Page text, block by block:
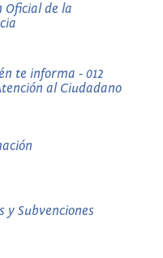
Oficial de la
te informa - 012
al Ciudadano
y Subvenciones